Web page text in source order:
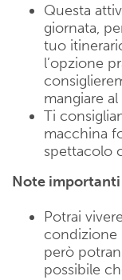
Questa
giornata,
tuo
l’opzione
mangiare
Ti
macchina
spettacolo
Note importanti
Potrai
condizione
però
possibile